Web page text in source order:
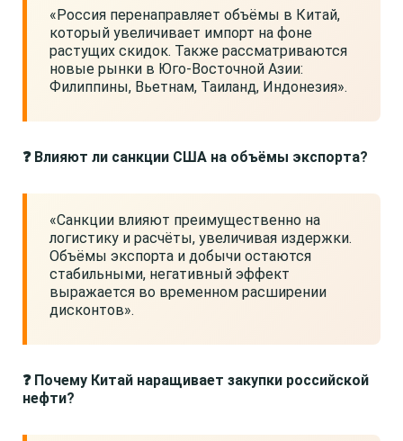
«Россия перенаправляет объёмы в Китай,
который увеличивает импорт на фоне
растущих скидок. Также рассматриваются
новые рынки в Юго-Восточной Азии:
Филиппины, Вьетнам, Таиланд, Индонезия».
❓ Влияют ли санкции США на объёмы экспорта?
«Санкции влияют преимущественно на
логистику и расчёты, увеличивая издержки.
Объёмы экспорта и добычи остаются
стабильными, негативный эффект
выражается во временном расширении
дисконтов».
❓ Почему Китай наращивает закупки российской
нефти?